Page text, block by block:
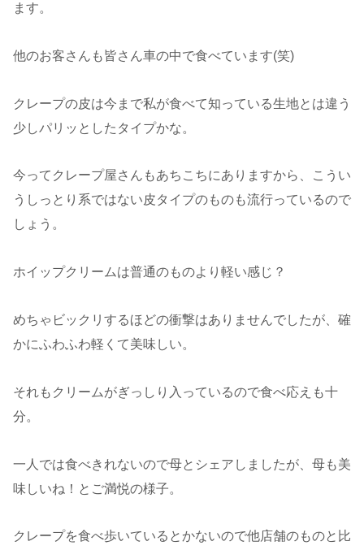
ます。
他のお客さんも皆さん車の中で食べています(笑)
クレープの皮は今まで私が食べて知っている生地とは違う
少しパリッとしたタイプかな。
今ってクレープ屋さんもあちこちにありますから、こうい
うしっとり系ではない皮タイプのものも流行っているので
しょう。
ホイップクリームは普通のものより軽い感じ？
めちゃビックリするほどの衝撃はありませんでしたが、確
かにふわふわ軽くて美味しい。
それもクリームがぎっしり入っているので食べ応えも十
分。
一人では食べきれないので母とシェアしましたが、母も美
味しいね！とご満悦の様子。
クレープを食べ歩いているとかないので他店舗のものと比